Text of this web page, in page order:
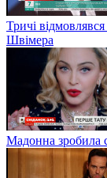
Тричі
Швімера
Мадонна зробила